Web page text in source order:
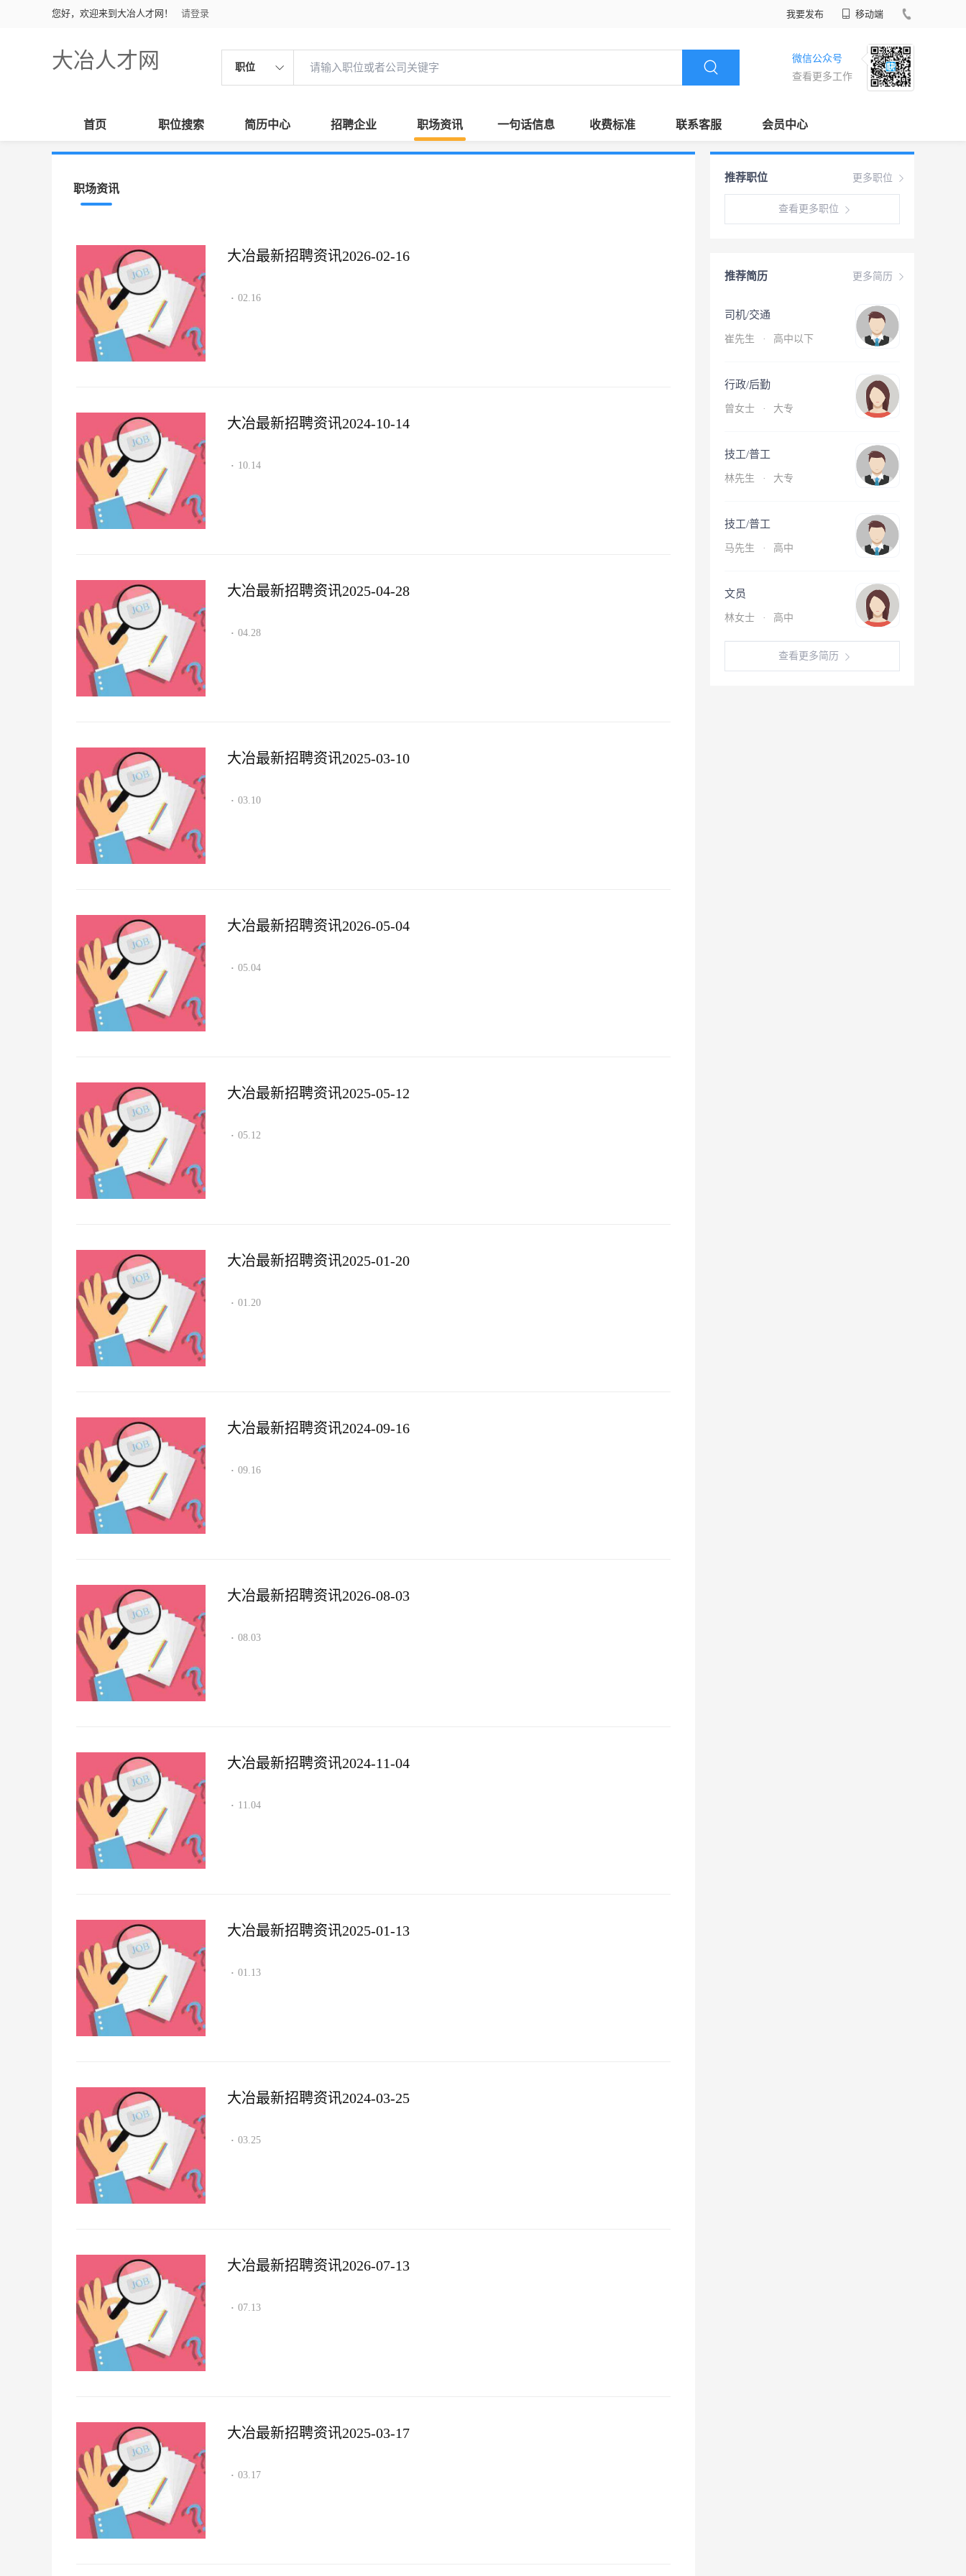
您好，欢迎来到大冶人才网！ 请登录 我要发布 移动端
大冶人才网 职位
微信公众号
查看更多工作
首页 职位搜索 简历中心 招聘企业 职场资讯 一句话信息 收费标准 联系客服 会员中心
职场资讯
大冶最新招聘资讯2026-02-16
· 02.16
大冶最新招聘资讯2024-10-14
· 10.14
大冶最新招聘资讯2025-04-28
· 04.28
大冶最新招聘资讯2025-03-10
· 03.10
大冶最新招聘资讯2026-05-04
· 05.04
大冶最新招聘资讯2025-05-12
· 05.12
大冶最新招聘资讯2025-01-20
· 01.20
大冶最新招聘资讯2024-09-16
· 09.16
大冶最新招聘资讯2026-08-03
· 08.03
大冶最新招聘资讯2024-11-04
· 11.04
大冶最新招聘资讯2025-01-13
· 01.13
大冶最新招聘资讯2024-03-25
· 03.25
大冶最新招聘资讯2026-07-13
· 07.13
大冶最新招聘资讯2025-03-17
· 03.17
更多职位
推荐职位
查看更多职位
更多简历
推荐简历
司机/交通
崔先生 · 高中以下
行政/后勤
曾女士 · 大专
技工/普工
林先生 · 大专
技工/普工
马先生 · 高中
文员
林女士 · 高中
查看更多简历